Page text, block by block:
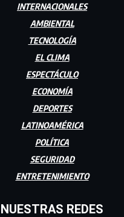
INTERNACIONALES
AMBIENTAL
TECNOLOGÍA
EL CLIMA
ESPECTÁCULO
ECONOMÍA
DEPORTES
LATINOAMÉRICA
POLÍTICA
SEGURIDAD
ENTRETENIMIENTO
NUESTRAS REDES